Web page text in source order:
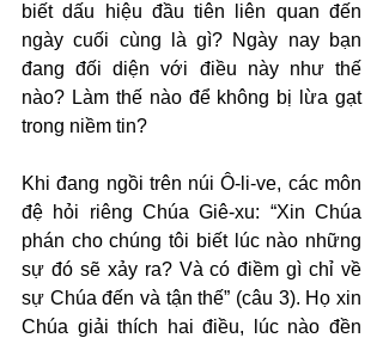
biết dấu hiệu đầu tiên liên quan đến
ngày cuối cùng là gì? Ngày nay bạn
đang đối diện với điều này như thế
nào? Làm thế nào để không bị lừa gạt
trong niềm tin?
Khi đang ngồi trên núi Ô-li-ve, các môn
đệ hỏi riêng Chúa Giê-xu: “Xin Chúa
phán cho chúng tôi biết lúc nào những
sự đó sẽ xảy ra? Và có điềm gì chỉ về
sự Chúa đến và tận thế” (câu 3). Họ xin
Chúa giải thích hai điều, lúc nào đền